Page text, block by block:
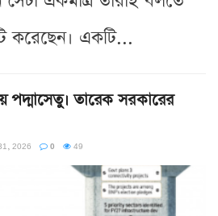
করেছেন। একটি...
পদ্মাসেতু। তারেক সরকারের
2026 0 49